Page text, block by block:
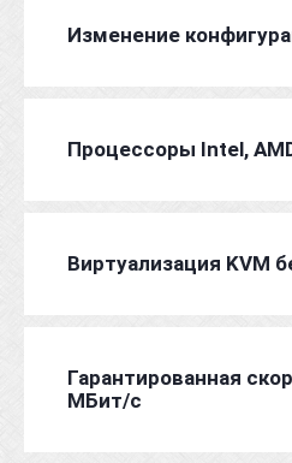
Изменение
Процессоры Intel,
Виртуализация KVM
Гарантированная
МБит/с